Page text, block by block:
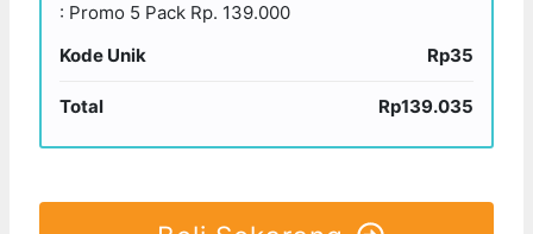
: Promo 5 Pack Rp. 139.000
Kode Unik Rp35
Total Rp139.035